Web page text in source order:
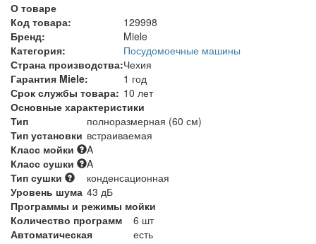
О товаре
Код товара:
129998
Бренд:
Miele
Категория:
Посудомоечные машины
Страна производства:Чехия
Гарантия Miele:
1 год
Срок службы товара: 10 лет
Основные характеристики
Тип
полноразмерная (60 см)
Тип установки встраиваемая
Класс мойки
A
Класс сушки
A
Тип сушки
конденсационная
Уровень шума 43 дБ
Программы и режимы мойки
Количество программ
6 шт
Автоматическая
есть